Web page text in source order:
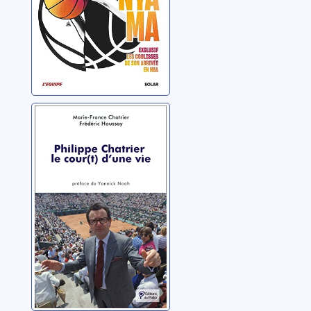
Philippe Chatrier:
vie
Chatrier, Marie-France